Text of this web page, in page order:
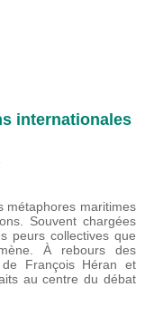
internationales
maritimes
Souvent chargées
peurs collectives que
À rebours des
de François Héran et
au centre du débat